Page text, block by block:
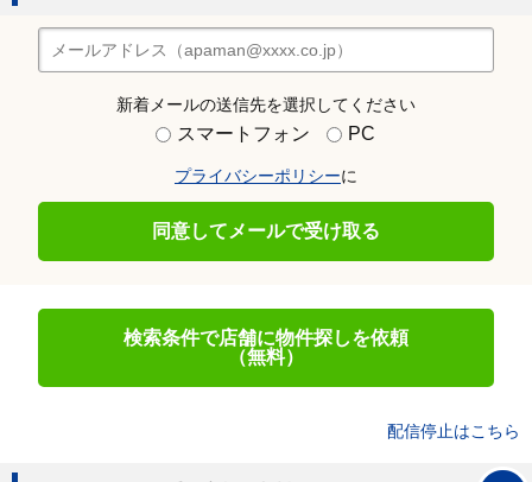
新着メールの送信先を選択してください
スマートフォン PC
プライバシーポリシーに
同意してメールで受け取る
検索条件で店舗に物件探しを依頼
（無料）
配信停止はこちら